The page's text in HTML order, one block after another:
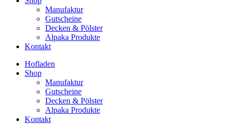
Manufaktur
Gutscheine
Decken & Pölster
Alpaka Produkte
Kontakt
Hofladen
Shop
Manufaktur
Gutscheine
Decken & Pölster
Alpaka Produkte
Kontakt